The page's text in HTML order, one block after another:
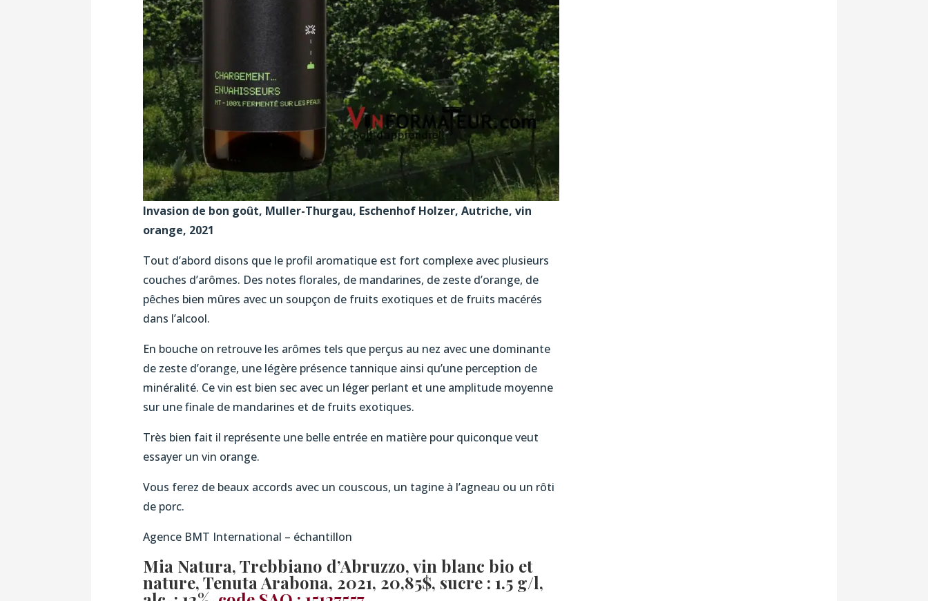
Invasion de bon goût, Muller-Thurgau, Eschenhof Holzer, Autriche, vin
orange, 2021
Tout d’abord disons que le profil aromatique est fort complexe avec plusieurs
couches d’arômes. Des notes florales, de mandarines, de zeste d’orange, de
pêches bien mûres avec un soupçon de fruits exotiques et de fruits macérés
dans l’alcool.
En bouche on retrouve les arômes tels que perçus au nez avec une dominante
de zeste d’orange, une légère présence tannique ainsi qu’une perception de
minéralité. Ce vin est bien sec avec un léger perlant et une amplitude moyenne
sur une finale de mandarines et de fruits exotiques.
Très bien fait il représente une belle entrée en matière pour quiconque veut
essayer un vin orange.
Vous ferez de beaux accords avec un couscous, un tagine à l’agneau ou un rôti
de porc.
Agence BMT International – échantillon
Mia Natura, Trebbiano d’Abruzzo, vin blanc bio et
nature, Tenuta Arabona, 2021, 20,85$, sucre : 1.5 g/l,